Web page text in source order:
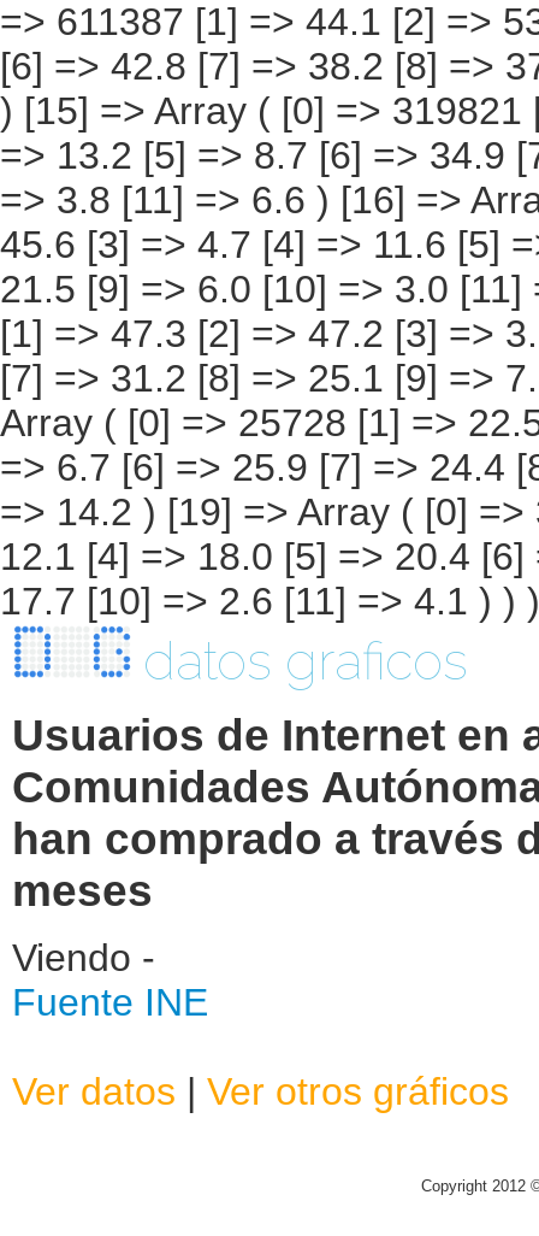
datos graficos
Usuarios de Internet en
Comunidades
han comprado a través
meses
Viendo -
Fuente INE
Ver datos | Ver otros gráficos
Copyright 2012